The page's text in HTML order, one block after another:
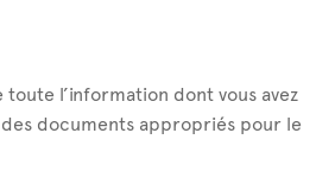
l’information dont vous avez
documents appropriés pour le